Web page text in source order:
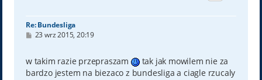
Re: Bundesliga
P
t
23 wrz 2015, 20:19
w takim razie przepraszam
tak jak mowilem nie za
bardzo jestem na biezaco z bundesliga a ciagle rzucaly